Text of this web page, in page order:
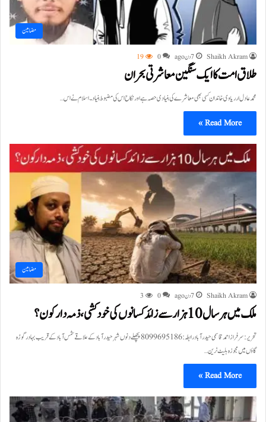
مضامین
Shaikh Akram 7 دن ago 0
19
طلاق امت کا ایک سنگین معاشرتی بحران
محمد عادل ارریاوی خاندان کسی بھی معاشرے کی بنیادی حصہ ہے اور نکاح اس کی مضبوط بنیاد۔ اسلام نے اس…
Read More »
مضامین
Shaikh Akram 7 دن ago 0
3
ملک میں ہرسال 10 ہزار سے زائد کسانوں کی خودکشی،ذمہ دار کون؟
تحریر:سرفرازاحمدقاسمی حیدرآباد رابطہ: 8099695186 پچھلے دنوں شہرحیدرآباد کے علاقے شمس آباد کے قریب بہادر گوڑہ
گاؤں میں مجوزہ بلیٹ ٹرین…
Read More »